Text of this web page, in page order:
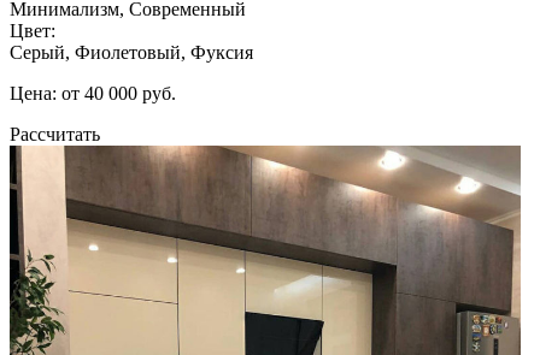
Минимализм, Современный
Цвет:
Серый, Фиолетовый, Фуксия
Цена: от 40 000 руб.
Рассчитать